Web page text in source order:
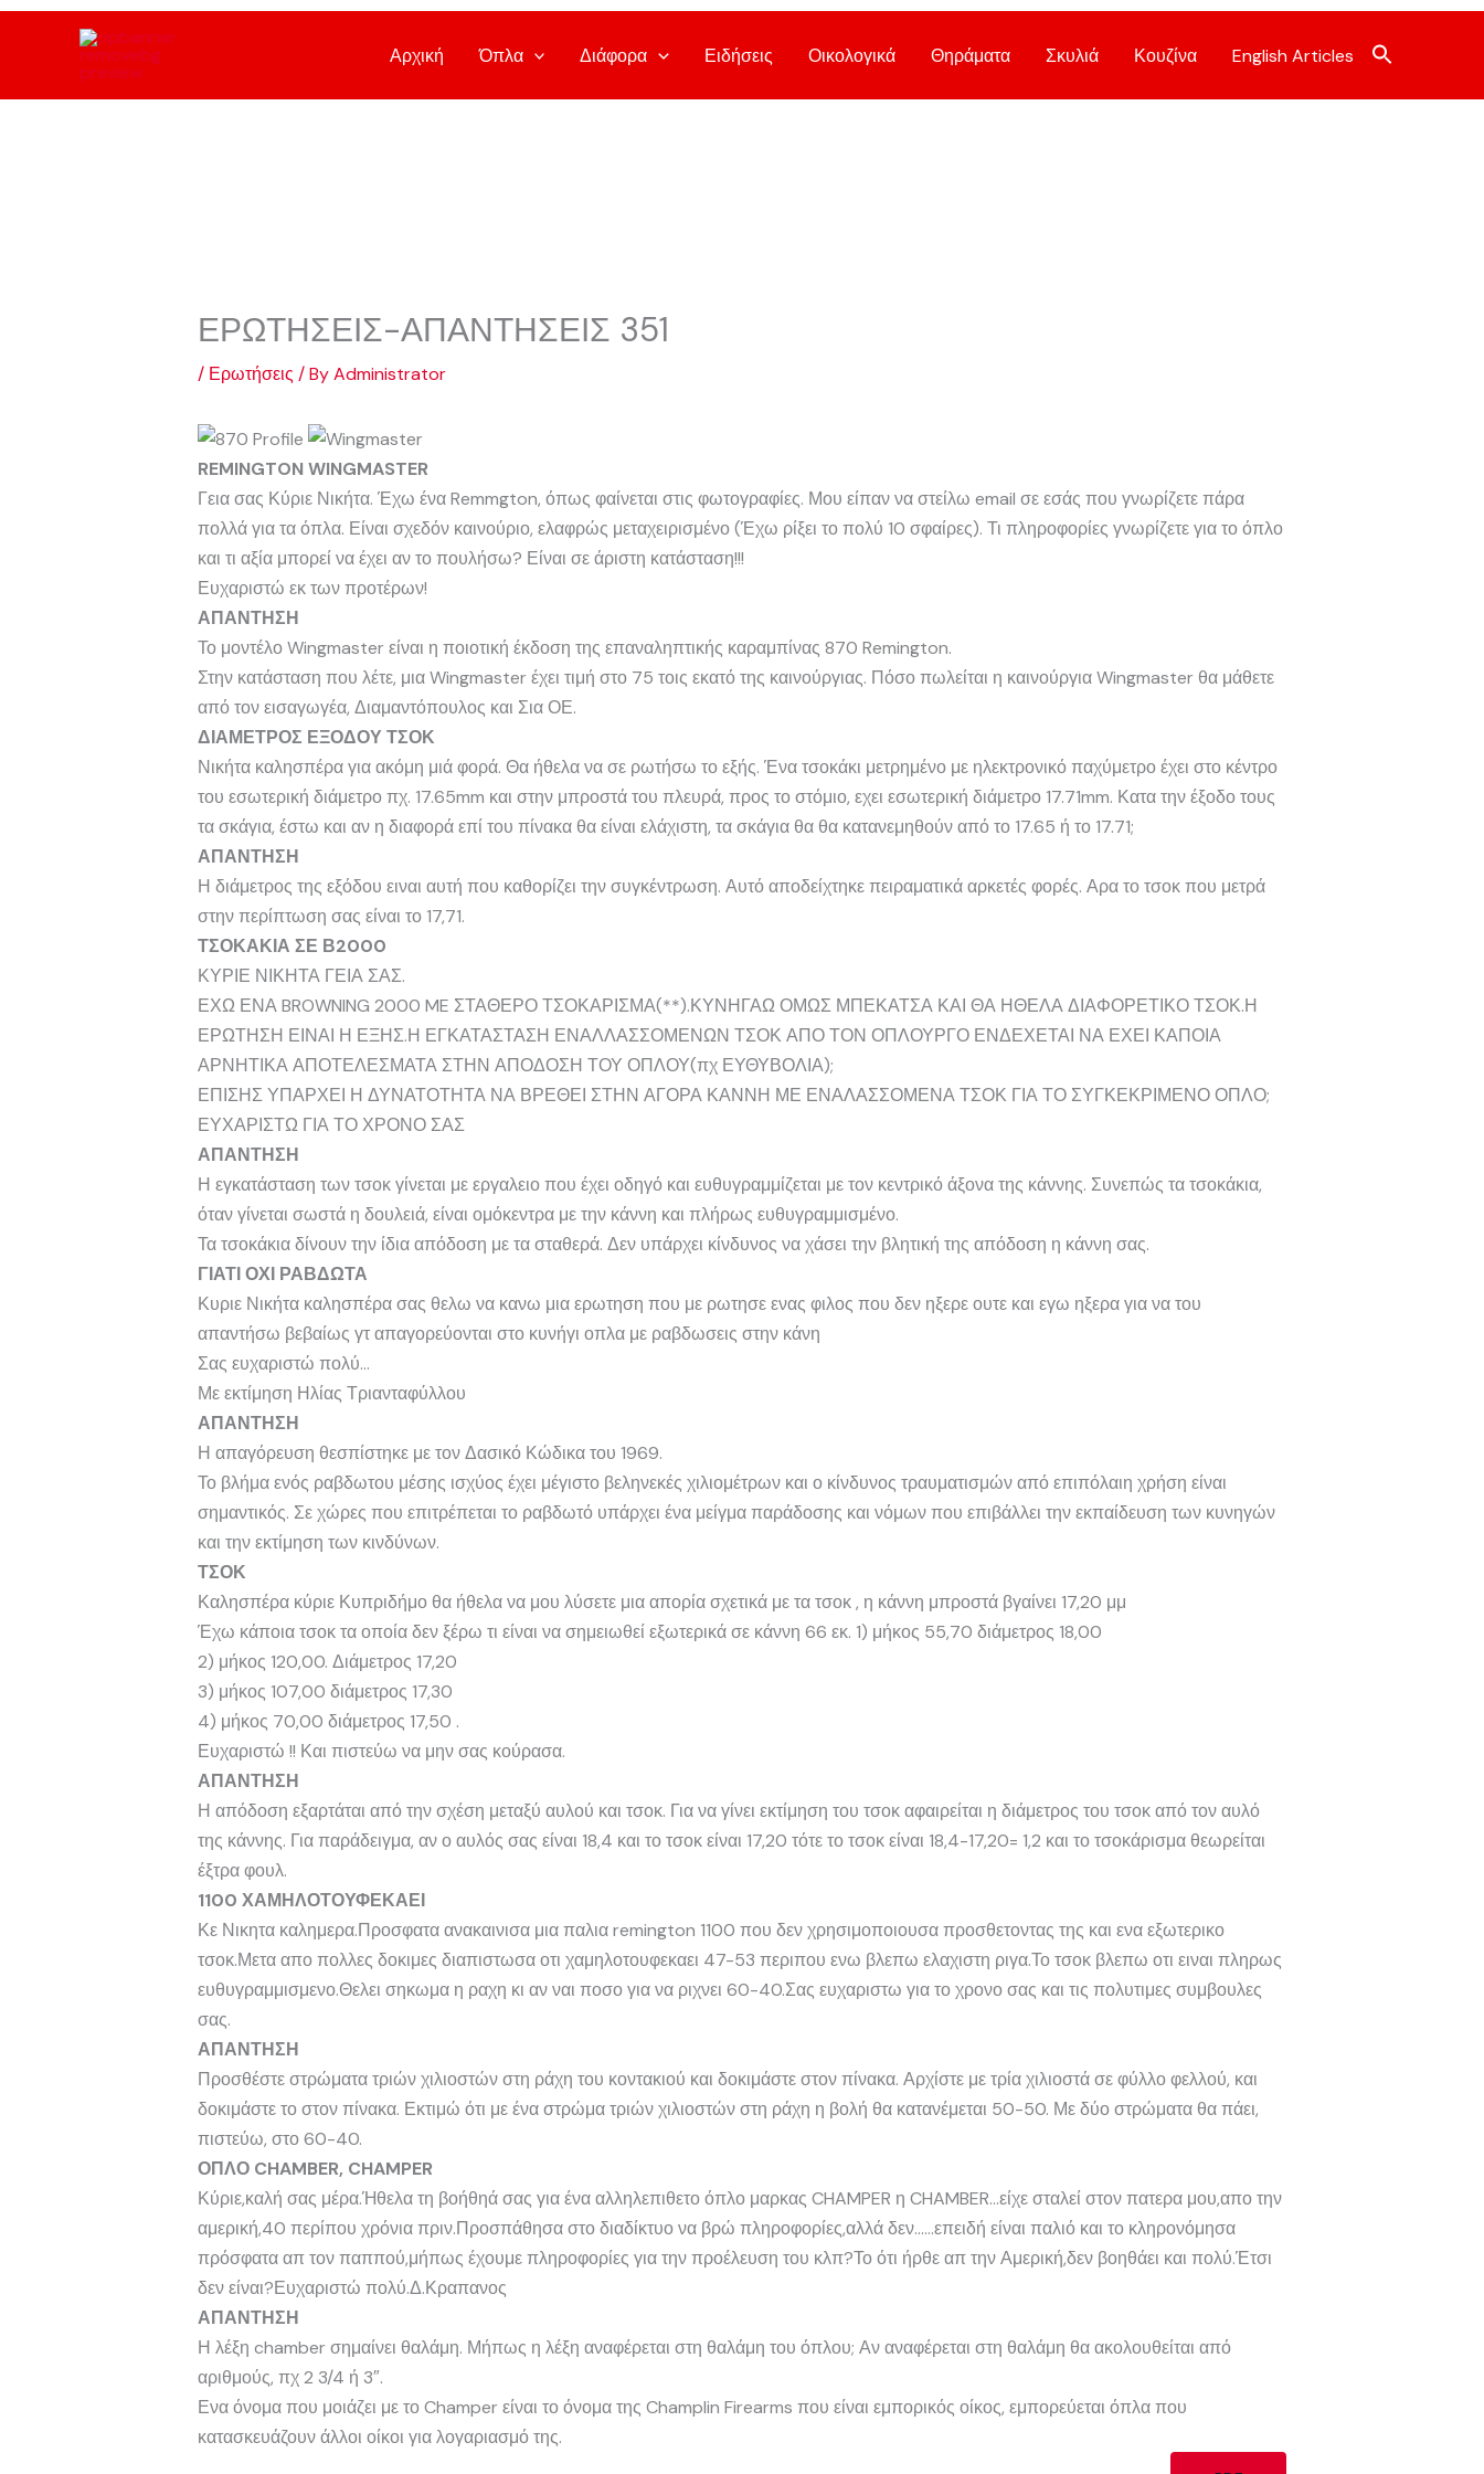
Αρχική Όπλα Διάφορα Ειδήσεις Οικολογικά Θηράματα Σκυλιά Κουζίνα English Articles
ΕΡΩΤΗΣΕΙΣ-ΑΠΑΝΤΗΣΕΙΣ 351
/ Ερωτήσεις / ByAdministrator
REMINGTON WINGMASTER
Γεια σας Κύριε Νικήτα. Έχω ένα Remmgton, όπως φαίνεται στις φωτογραφίες. Μου είπαν να στείλω email σε εσάς που γνωρίζετε πάρα
πολλά για τα όπλα. Είναι σχεδόν καινούριο, ελαφρώς μεταχειρισμένο (Έχω ρίξει το πολύ 10 σφαίρες). Τι πληροφορίες γνωρίζετε για το όπλο
και τι αξία μπορεί να έχει αν το πουλήσω? Είναι σε άριστη κατάσταση!!!
Ευχαριστώ εκ των προτέρων!
ΑΠΑΝΤΗΣΗ
Το μοντέλο Wingmaster είναι η ποιοτική έκδοση της επαναληπτικής καραμπίνας 870 Remington.
Στην κατάσταση που λέτε, μια Wingmaster έχει τιμή στο 75 τοις εκατό της καινούργιας. Πόσο πωλείται η καινούργια Wingmaster θα μάθετε
από τον εισαγωγέα, Διαμαντόπουλος και Σια ΟΕ.
ΔΙΑΜΕΤΡΟΣ ΕΞΟΔΟΥ ΤΣΟΚ
Νικήτα καλησπέρα για ακόμη μιά φορά. Θα ήθελα να σε ρωτήσω το εξής. Ένα τσοκάκι μετρημένο με ηλεκτρονικό παχύμετρο έχει στο κέντρο
του εσωτερική διάμετρο πχ. 17.65mm και στην μπροστά του πλευρά, προς το στόμιο, εχει εσωτερική διάμετρο 17.71mm. Κατα την έξοδο τους
τα σκάγια, έστω και αν η διαφορά επί του πίνακα θα είναι ελάχιστη, τα σκάγια θα θα κατανεμηθούν από το 17.65 ή το 17.71;
ΑΠΑΝΤΗΣΗ
Η διάμετρος της εξόδου ειναι αυτή που καθορίζει την συγκέντρωση. Αυτό αποδείχτηκε πειραματικά αρκετές φορές. Αρα το τσοκ που μετρά
στην περίπτωση σας είναι το 17,71.
ΤΣΟΚΑΚΙΑ ΣΕ Β2000
ΚΥΡΙΕ ΝΙΚΗΤΑ ΓΕΙΑ ΣΑΣ.
ΕΧΩ ΕΝΑ BROWNING 2000 ME ΣΤΑΘΕΡΟ ΤΣΟΚΑΡΙΣΜΑ(**).ΚΥΝΗΓΑΩ ΟΜΩΣ ΜΠΕΚΑΤΣΑ ΚΑΙ ΘΑ ΗΘΕΛΑ ΔΙΑΦΟΡΕΤΙΚΟ ΤΣΟΚ.Η
ΕΡΩΤΗΣΗ ΕΙΝΑΙ Η ΕΞΗΣ.Η ΕΓΚΑΤΑΣΤΑΣΗ ΕΝΑΛΛΑΣΣΟΜΕΝΩΝ ΤΣΟΚ ΑΠΟ ΤΟΝ ΟΠΛΟΥΡΓΟ ΕΝΔΕΧΕΤΑΙ ΝΑ ΕΧΕΙ ΚΑΠΟΙΑ
ΑΡΝΗΤΙΚΑ ΑΠΟΤΕΛΕΣΜΑΤΑ ΣΤΗΝ ΑΠΟΔΟΣΗ ΤΟΥ ΟΠΛΟΥ(πχ ΕΥΘΥΒΟΛΙΑ);
ΕΠΙΣΗΣ ΥΠΑΡΧΕΙ Η ΔΥΝΑΤΟΤΗΤΑ ΝΑ ΒΡΕΘΕΙ ΣΤΗΝ ΑΓΟΡΑ ΚΑΝΝΗ ΜΕ ΕΝΑΛΑΣΣΟΜΕΝΑ ΤΣΟΚ ΓΙΑ ΤΟ ΣΥΓΚΕΚΡΙΜΕΝΟ ΟΠΛΟ;
ΕΥΧΑΡΙΣΤΩ ΓΙΑ ΤΟ ΧΡΟΝΟ ΣΑΣ
ΑΠΑΝΤΗΣΗ
Η εγκατάσταση των τσοκ γίνεται με εργαλειο που έχει οδηγό και ευθυγραμμίζεται με τον κεντρικό άξονα της κάννης. Συνεπώς τα τσοκάκια,
όταν γίνεται σωστά η δουλειά, είναι ομόκεντρα με την κάννη και πλήρως ευθυγραμμισμένο.
Τα τσοκάκια δίνουν την ίδια απόδοση με τα σταθερά. Δεν υπάρχει κίνδυνος να χάσει την βλητική της απόδοση η κάννη σας.
ΓΙΑΤΙ ΟΧΙ ΡΑΒΔΩΤΑ
Κυριε Νικήτα καλησπέρα σας θελω να κανω μια ερωτηση που με ρωτησε ενας φιλος που δεν ηξερε ουτε και εγω ηξερα για να του
απαντήσω βεβαίως γτ απαγορεύονται στο κυνήγι οπλα με ραβδωσεις στην κάνη
Σας ευχαριστώ πολύ…
Με εκτίμηση Ηλίας Τριανταφύλλου
ΑΠΑΝΤΗΣΗ
Η απαγόρευση θεσπίστηκε με τον Δασικό Κώδικα του 1969.
Το βλήμα ενός ραβδωτου μέσης ισχύος έχει μέγιστο βεληνεκές χιλιομέτρων και ο κίνδυνος τραυματισμών από επιπόλαιη χρήση είναι
σημαντικός. Σε χώρες που επιτρέπεται το ραβδωτό υπάρχει ένα μείγμα παράδοσης και νόμων που επιβάλλει την εκπαίδευση των κυνηγών
και την εκτίμηση των κινδύνων.
ΤΣΟΚ
Καλησπέρα κύριε Κυπριδήμο θα ήθελα να μου λύσετε μια απορία σχετικά με τα τσοκ , η κάννη μπροστά βγαίνει 17,20 μμ
Έχω κάποια τσοκ τα οποία δεν ξέρω τι είναι να σημειωθεί εξωτερικά σε κάννη 66 εκ. 1) μήκος 55,70 διάμετρος 18,00
2) μήκος 120,00. Διάμετρος 17,20
3) μήκος 107,00 διάμετρος 17,30
4) μήκος 70,00 διάμετρος 17,50 .
Ευχαριστώ !! Και πιστεύω να μην σας κούρασα.
ΑΠΑΝΤΗΣΗ
Η απόδοση εξαρτάται από την σχέση μεταξύ αυλού και τσοκ. Για να γίνει εκτίμηση του τσοκ αφαιρείται η διάμετρος του τσοκ από τον αυλό
της κάννης. Για παράδειγμα, αν ο αυλός σας είναι 18,4 και το τσοκ είναι 17,20 τότε το τσοκ είναι 18,4-17,20= 1,2 και το τσοκάρισμα θεωρείται
έξτρα φουλ.
1100 ΧΑΜΗΛΟΤΟΥΦΕΚΑΕΙ
Κε Νικητα καλημερα.Προσφατα ανακαινισα μια παλια remington 1100 που δεν χρησιμοποιουσα προσθετοντας της και ενα εξωτερικο
τσοκ.Μετα απο πολλες δοκιμες διαπιστωσα οτι χαμηλοτουφεκαει 47-53 περιπου ενω βλεπω ελαχιστη ριγα.Το τσοκ βλεπω οτι ειναι πληρως
ευθυγραμμισμενο.Θελει σηκωμα η ραχη κι αν ναι ποσο για να ριχνει 60-40.Σας ευχαριστω για το χρονο σας και τις πολυτιμες συμβουλες
σας.
ΑΠΑΝΤΗΣΗ
Προσθέστε στρώματα τριών χιλιοστών στη ράχη του κοντακιού και δοκιμάστε στον πίνακα. Αρχίστε με τρία χιλιοστά σε φύλλο φελλού, και
δοκιμάστε το στον πίνακα. Εκτιμώ ότι με ένα στρώμα τριών χιλιοστών στη ράχη η βολή θα κατανέμεται 50-50. Με δύο στρώματα θα πάει,
πιστεύω, στο 60-40.
ΟΠΛΟ CHAMBER, CHAMPER
Κύριε,καλή σας μέρα.Ήθελα τη βοήθηά σας για ένα αλληλεπιθετο όπλο μαρκας CHAMPER η CHAMBER…είχε σταλεί στον πατερα μου,απο την
αμερική,40 περίπου χρόνια πριν.Προσπάθησα στο διαδίκτυο να βρώ πληροφορίες,αλλά δεν……επειδή είναι παλιό και το κληρονόμησα
πρόσφατα απ τον παππού,μήπως έχουμε πληροφορίες για την προέλευση του κλπ?Το ότι ήρθε απ την Αμερική,δεν βοηθάει και πολύ.Έτσι
δεν είναι?Ευχαριστώ πολύ.Δ.Κραπανος
ΑΠΑΝΤΗΣΗ
Η λέξη chamber σημαίνει θαλάμη. Μήπως η λέξη αναφέρεται στη θαλάμη του όπλου; Αν αναφέρεται στη θαλάμη θα ακολουθείται από
αριθμούς, πχ 2 3/4 ή 3″.
Ενα όνομα που μοιάζει με το Champer είναι το όνομα της Champlin Firearms που είναι εμπορικός οίκος, εμπορεύεται όπλα που
κατασκευάζουν άλλοι οίκοι για λογαριασμό της.